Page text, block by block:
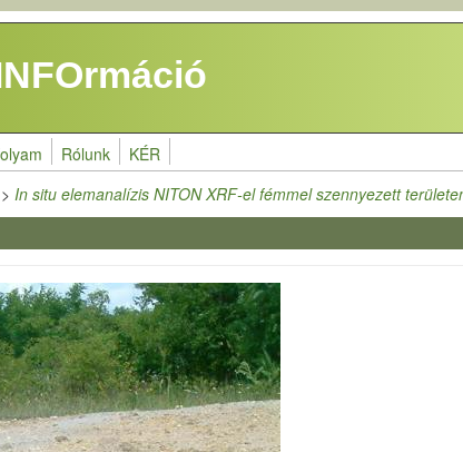
Rólunk KÉR
In situ elemanalízis NITON XRF-el fémmel szennyezett